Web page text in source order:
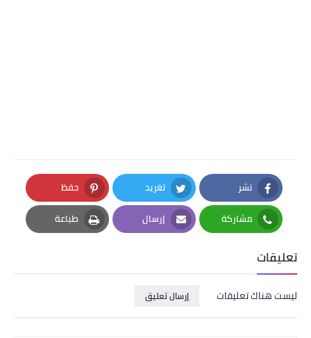
نشر
Facebook
تغريد
Twitter
حفظ
Pinterest
مشاركة
Whatsapp
إرسال
Email
طباعة
Print
تعليقات
ليست هناك تعليقات إرسال تعليق